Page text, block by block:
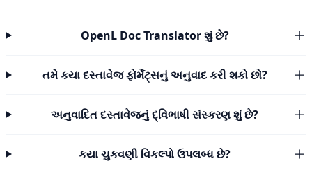
OpenL Doc Translator શું છે?
તમે કયા દસ્તાવેજ ફોર્મેટ્સનું અનુવાદ કરી શકો છો?
અનુવાદિત દસ્તાવેજનું દ્વિભાષી સંસ્કરણ શું છે?
કયા ચુકવણી વિકલ્પો ઉપલબ્ધ છે?